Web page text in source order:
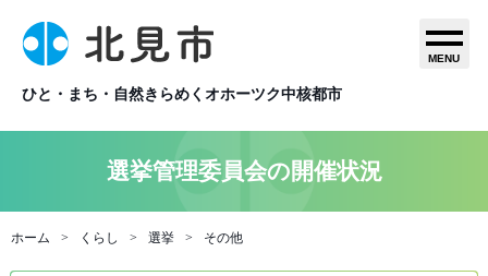
ひと・まち・自然きらめくオホーツク中核都市
MENU
選挙管理委員会の開催状況
ホーム くらし 選挙 その他